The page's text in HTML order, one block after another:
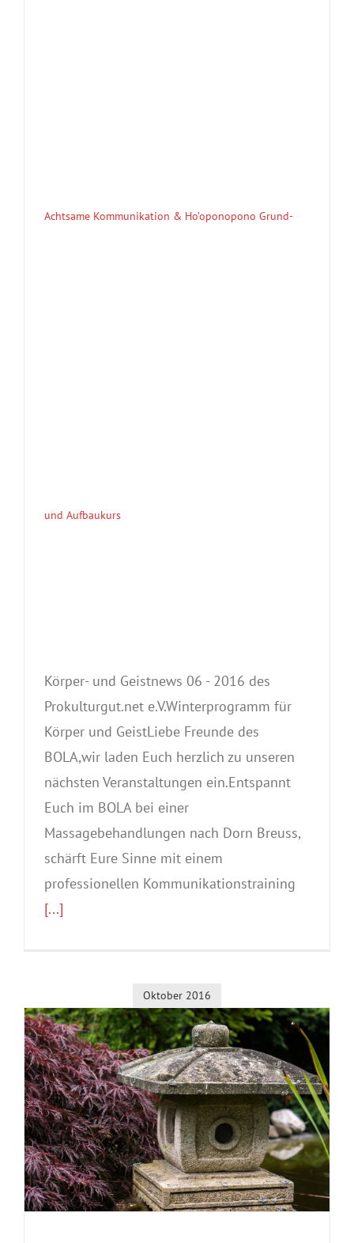
Achtsame Kommunikation & Ho’oponopono Grund-
und Aufbaukurs
Körper- und Geistnews 06 - 2016 des
Prokulturgut.net e.V.Winterprogramm für
Körper und GeistLiebe Freunde des
BOLA,wir laden Euch herzlich zu unseren
nächsten Veranstaltungen ein.Entspannt
Euch im BOLA bei einer
Massagebehandlungen nach Dorn Breuss,
schärft Eure Sinne mit einem
professionellen Kommunikationstraining
[...]
Oktober 2016